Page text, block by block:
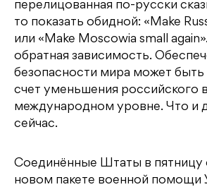
перелицованная по-русски
то показать обидной: «Make
или «Make Moscowia small
обратная зависимость.
безопасности мира может быть
счет уменьшения российского
международном уровне. Что и
сейчас.
Соединённые Штаты в пятницу
новом пакете военной помощи